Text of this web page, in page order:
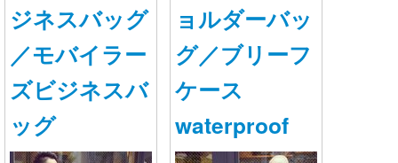
ジネスバッグ
／モバイラー
ズビジネスバ
ッグ
ョルダーバッ
グ／ブリーフ
ケース
waterproof